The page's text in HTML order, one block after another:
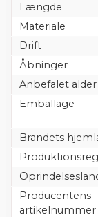
Længde
Materiale
Drift
Åbninger
Anbefalet alder
Emballage
Brandets
Producentens
artikelnummer